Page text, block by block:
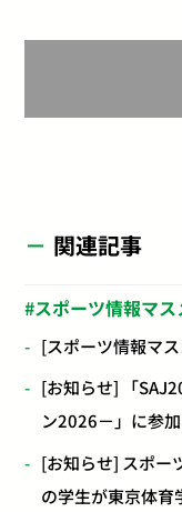
関連記事
スポーツ情報マ
[スポーツ情報マ
[お知らせ] 「
ン2026－」に参加
[お知らせ] スポー
の学生が東京体育